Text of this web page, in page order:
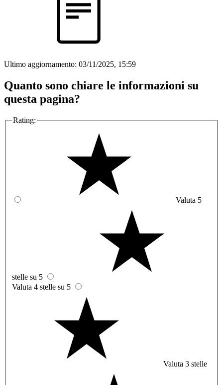
Ultimo aggiornamento: 03/11/2025, 15:59
Quanto sono chiare le informazioni su
questa pagina?
Rating:
Valuta 5
stelle su 5
Valuta 4 stelle su 5
Valuta 3 stelle